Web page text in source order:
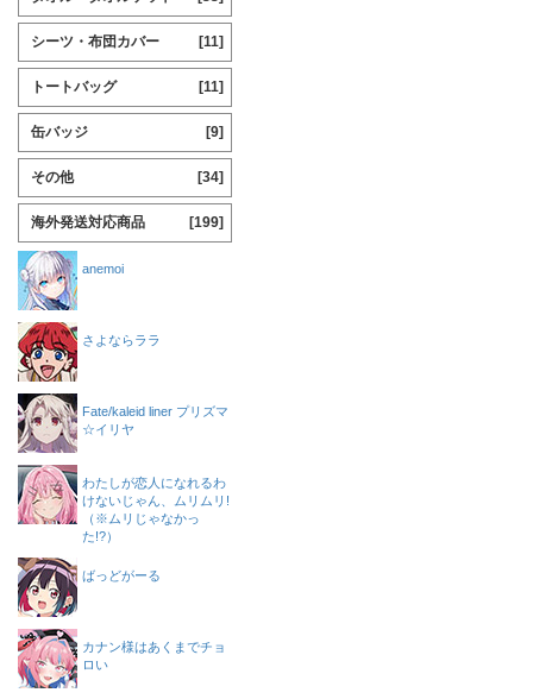
シーツ・布団カバー [11]
トートバッグ [11]
缶バッジ [9]
その他 [34]
海外発送対応商品 [199]
anemoi
さよならララ
Fate/kaleid liner プリズマ
☆イリヤ
わたしが恋人になれるわ
けないじゃん、ムリムリ!
（※ムリじゃなかっ
た!?）
ばっどがーる
カナン様はあくまでチョ
ロい